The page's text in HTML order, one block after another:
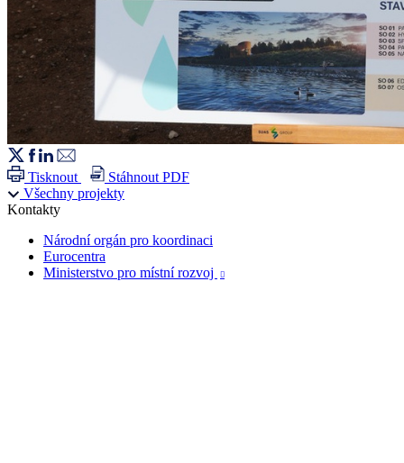
Tisknout
Stáhnout PDF
Všechny projekty
Kontakty
Národní orgán pro koordinaci
Eurocentra
Ministerstvo pro místní rozvoj
